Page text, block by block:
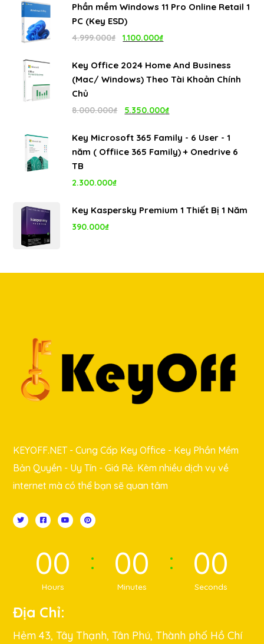
là:
tại
Phần mềm Windows 11 Pro Online Retail 1
PC (Key ESD)
4.999.000₫
Giá
là:
1.100.000₫
tại
1.100.000₫.
Key Office 2024 Home And Business
(Mac/ Windows) Theo Tài Khoản Chính
Chủ
8.000.000₫
Giá
là:
5.350.000₫
tại
Key Microsoft 365 Family - 6 User - 1
năm ( Offiice 365 Family) + Onedrive 6
TB
2.300.000₫
Key Kaspersky Premium 1 Thiết Bị 1 Năm
390.000₫
KEYOFF.NET - Cung Cấp Key Office - Key Phần Mềm
Bản Quyền - Uy Tín - Giá Rẻ. Kèm nhiều dịch vụ về
internet mà có thể bạn sẽ quan tâm
00
Hours
00
Minutes
00
Seconds
Địa Chỉ:
Hẻm 43, Tây Thạnh, Tân Phú, Thành phố Hồ Chí